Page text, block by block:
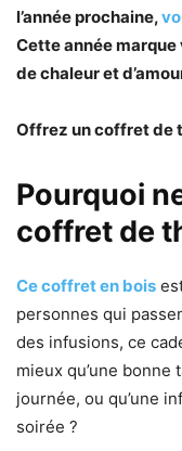
l’année prochaine,
Cette année
de chaleur et
Offrez un coffret de
Pourquoi
coffret de
Ce coffret en bois
personnes qui
des infusions, ce
mieux qu’une
journée, ou qu’une
soirée ?